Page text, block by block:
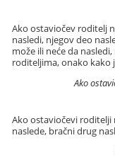
Ako ostaviočev roditelj
nasledi, njegov deo
može ili neće da
roditeljima, onako
Ako
Ako ostaviočevi
naslede, bračni drug